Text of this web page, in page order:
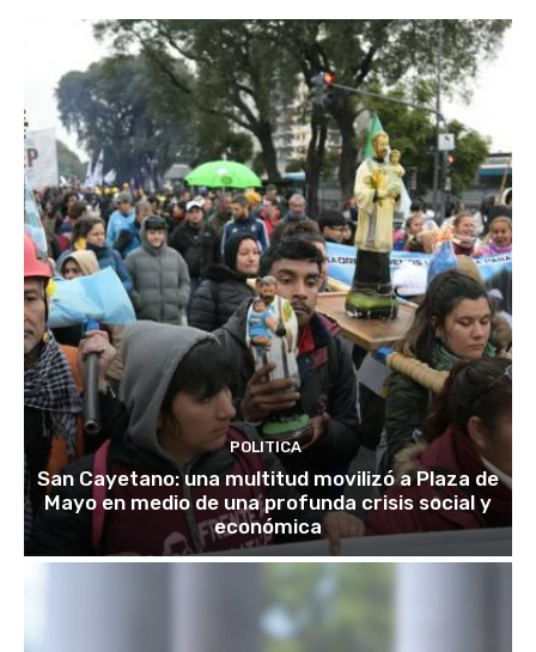
POLITICA
San Cayetano: una multitud movilizó a Plaza de
Mayo en medio de una profunda crisis social y
económica